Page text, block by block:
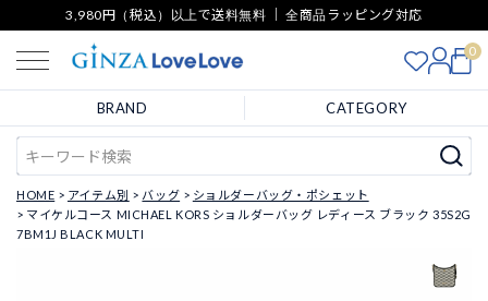
3,980円（税込）以上で送料無料 ｜ 全商品ラッピング対応
0
BRAND CATEGORY
HOME アイテム別 バッグ
ショルダーバッグ・ポシェット
マイケルコース MICHAEL KORS ショルダーバッグ レディース ブラック 35S2G
7BM1J BLACK MULTI